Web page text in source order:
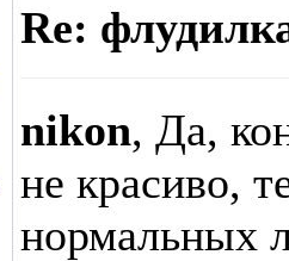
Re:
nikon, Да,
не красиво,
нормальных